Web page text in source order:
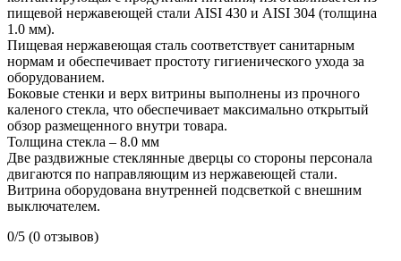
пищевой нержавеющей стали AISI 430 и AISI 304 (толщина
1.0 мм).
Пищевая нержавеющая сталь соответствует санитарным
нормам и обеспечивает простоту гигиенического ухода за
оборудованием.
Боковые стенки и верх витрины выполнены из прочного
каленого стекла, что обеспечивает максимально открытый
обзор размещенного внутри товара.
Толщина стекла – 8.0 мм
Две раздвижные стеклянные дверцы со стороны персонала
двигаются по направляющим из нержавеющей стали.
Витрина оборудована внутренней подсветкой с внешним
выключателем.
0/5 (0 отзывов)